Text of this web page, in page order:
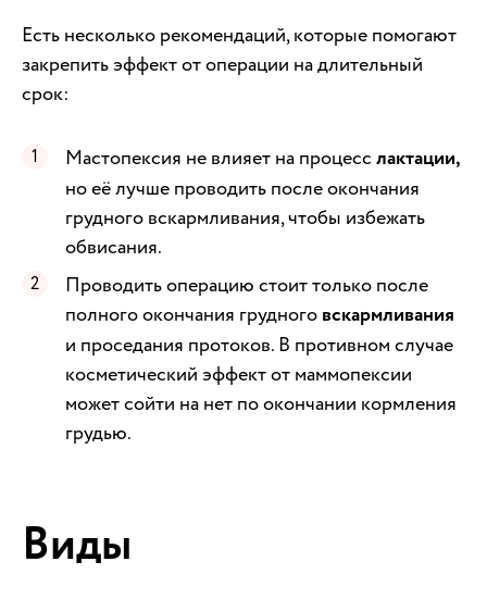
Есть несколько рекомендаций, которые помогают
закрепить эффект от операции на длительный
срок:
Мастопексия не влияет на процесс лактации,
но её лучше проводить после окончания
грудного вскармливания, чтобы избежать
обвисания.
Проводить операцию стоит только после
полного окончания грудного вскармливания
и проседания протоков. В противном случае
косметический эффект от маммопексии
может сойти на нет по окончании кормления
грудью.
Виды